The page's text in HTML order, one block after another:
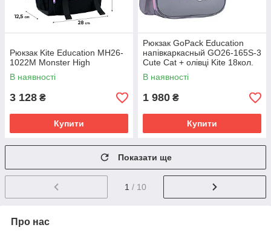
Рюкзак Kite Education MH26-
1022M Monster High
В наявності
3 128 ₴
Купити
Рюкзак GoPack Education
напівкаркасный GO26-165S-3
Cute Cat + олівці Kite 18кол.
В наявності
1 980 ₴
Купити
Показати ще
1 / 10
Про нас